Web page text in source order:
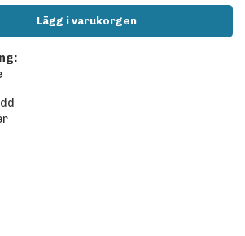
Lägg i varukorgen